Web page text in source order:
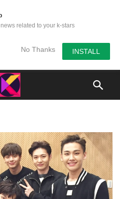
related to your k-stars
No Thanks INSTALL